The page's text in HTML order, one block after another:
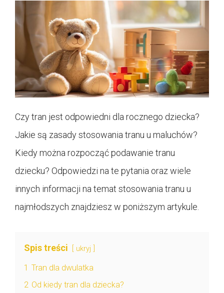
Czy tran jest odpowiedni dla rocznego dziecka?
Jakie są zasady stosowania tranu u maluchów?
Kiedy można rozpocząć podawanie tranu
dziecku? Odpowiedzi na te pytania oraz wiele
innych informacji na temat stosowania tranu u
najmłodszych znajdziesz w poniższym artykule.
Spis treści ukryj
1 Tran dla dwulatka
2 Od kiedy tran dla dziecka?